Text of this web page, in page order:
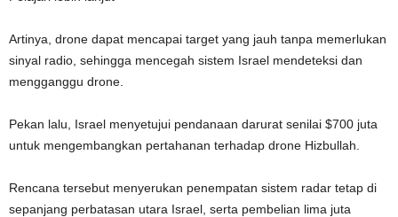
Artinya, drone dapat mencapai target yang jauh tanpa memerlukan
sinyal radio, sehingga mencegah sistem Israel mendeteksi dan
mengganggu drone.
Pekan lalu, Israel menyetujui pendanaan darurat senilai $700 juta
untuk mengembangkan pertahanan terhadap drone Hizbullah.
Rencana tersebut menyerukan penempatan sistem radar tetap di
sepanjang perbatasan utara Israel, serta pembelian lima juta